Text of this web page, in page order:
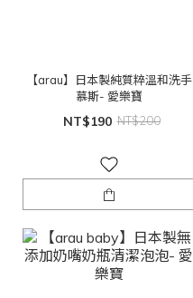
【arau】日本製純質粹溫和洗手
慕斯- 愛樂寶
NT$190 NT$200